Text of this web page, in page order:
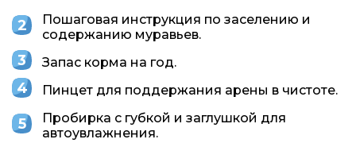
Пошаговая инструкция по заселению и
содержанию муравьев.
Запас корма на год.
Пинцет для поддержания арены в чистоте.
Пробирка с губкой и заглушкой для
автоувлажнения.